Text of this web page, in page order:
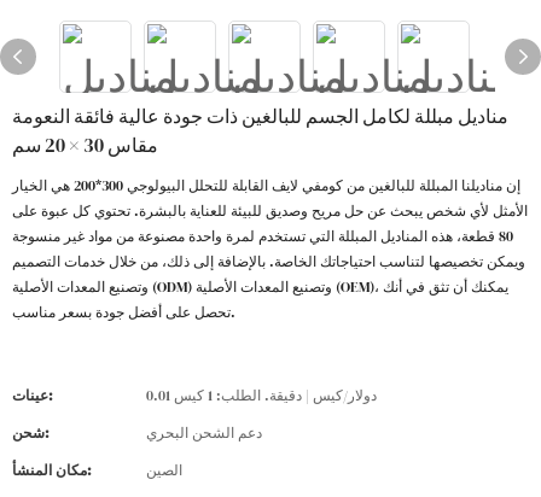
مناديل مبللة لكامل الجسم للبالغين ذات جودة عالية فائقة النعومة
مقاس 30 × 20 سم
إن مناديلنا المبللة للبالغين من كومفي لايف القابلة للتحلل البيولوجي 300*200 هي الخيار
الأمثل لأي شخص يبحث عن حل مريح وصديق للبيئة للعناية بالبشرة. تحتوي كل عبوة على
80 قطعة، هذه المناديل المبللة التي تستخدم لمرة واحدة مصنوعة من مواد غير منسوجة
ويمكن تخصيصها لتناسب احتياجاتك الخاصة. بالإضافة إلى ذلك، من خلال خدمات التصميم
وتصنيع المعدات الأصلية (ODM) وتصنيع المعدات الأصلية (OEM)، يمكنك أن تثق في أنك
تحصل على أفضل جودة بسعر مناسب.
عينات:
0.01 دولار/كيس | دقيقة. الطلب: 1 كيس
شحن:
دعم الشحن البحري
مكان المنشأ:
الصين